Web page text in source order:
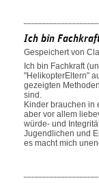
Ich bin
Gespeichert von
Ich bin Fachkraft
"HelikopterEltern"
gezeigten
sind.
Kinder brauchen in
aber vor allem
würde- und
Jugendlichen und
es macht mich